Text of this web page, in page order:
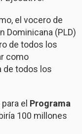
el vocero de
Dominicana (PLD)
de todos los
como
de todos los
el Programa
100 millones